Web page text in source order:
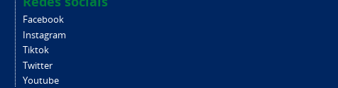
Facebook
Instagram
Tiktok
Twitter
Youtube